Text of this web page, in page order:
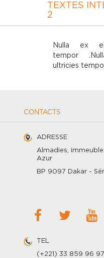
TEXTES
2
Nulla ex
tempor
ultricies tempor
CONTACTS
ADRESSE
Almadies,
Azur
BP 9097 Dakar -
TEL
(+221) 33 859 96 97